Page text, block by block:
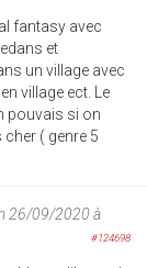
fantasy avec
et
un village avec
village ect. Le
pouvais si on
( genre 5
26/09/2020 à
#124698